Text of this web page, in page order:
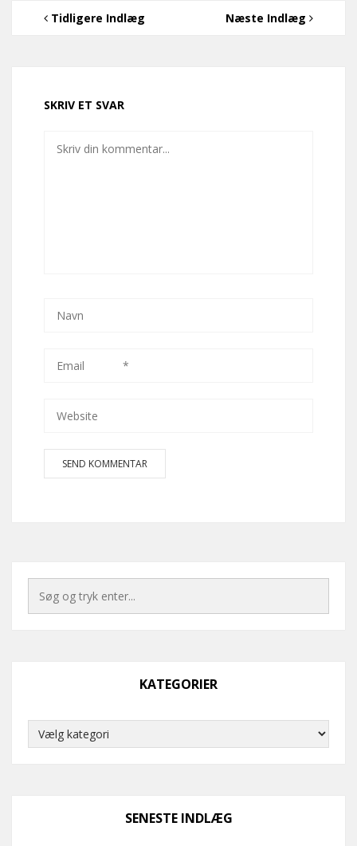
Tidligere Indlæg Næste Indlæg
SKRIV ET SVAR
KATEGORIER
Kategorier
SENESTE INDLÆG